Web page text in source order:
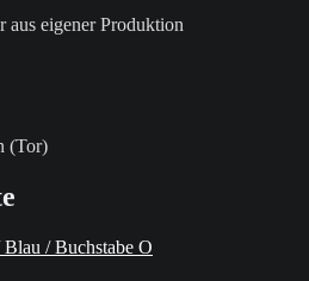
aus eigener Produktion
(Tor)